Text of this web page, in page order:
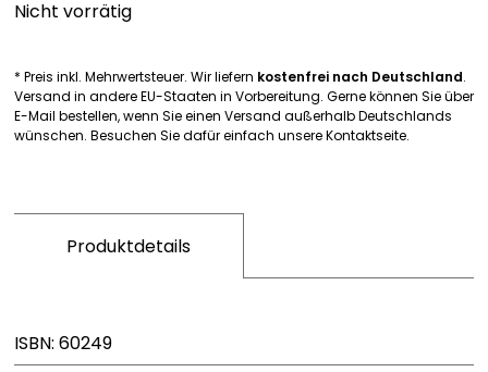
Nicht vorrätig
* Preis inkl. Mehrwertsteuer. Wir liefern kostenfrei nach Deutschland.
Versand in andere EU-Staaten in Vorbereitung. Gerne können Sie über
E-Mail bestellen, wenn Sie einen Versand außerhalb Deutschlands
wünschen. Besuchen Sie dafür einfach unsere Kontaktseite.
Produktdetails
ISBN: 60249